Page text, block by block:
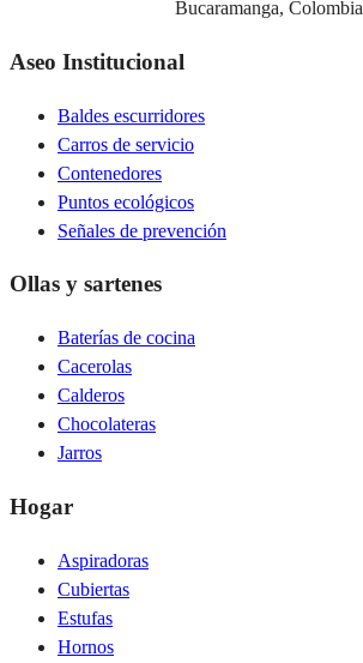
Bucaramanga, Colombia
Aseo Institucional
Baldes escurridores
Carros de servicio
Contenedores
Puntos ecológicos
Señales de prevención
Ollas y sartenes
Baterías de cocina
Cacerolas
Calderos
Chocolateras
Jarros
Hogar
Aspiradoras
Cubiertas
Estufas
Hornos